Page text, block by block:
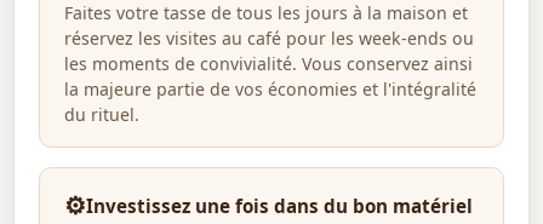
Faites votre tasse de tous les jours à la maison et
réservez les visites au café pour les week-ends ou
les moments de convivialité. Vous conservez ainsi
la majeure partie de vos économies et l'intégralité
du rituel.
⚙️Investissez une fois dans du bon matériel